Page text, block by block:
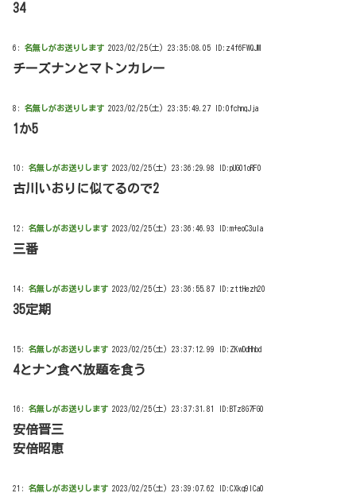
34
6: 名無しがお送りします 2023/02/25(土) 23:35:08.05 ID:z4f6FWQJM
チーズナンとマトンカレー
8: 名無しがお送りします 2023/02/25(土) 23:35:49.27 ID:0fchnqJja
1か5
10: 名無しがお送りします 2023/02/25(土) 23:36:29.98 ID:pUG01oRF0
古川いおりに似てるので2
12: 名無しがお送りします 2023/02/25(土) 23:36:46.93 ID:m+eoC3ula
三番
14: 名無しがお送りします 2023/02/25(土) 23:36:55.87 ID:zttHezh20
35定期
15: 名無しがお送りします 2023/02/25(土) 23:37:12.99 ID:ZKwDdHhbd
4とナン食べ放題を食う
16: 名無しがお送りします 2023/02/25(土) 23:37:31.81 ID:BTz8G7FG0
安倍晋三
安倍昭恵
21: 名無しがお送りします 2023/02/25(土) 23:39:07.62 ID:CXkq9lCa0